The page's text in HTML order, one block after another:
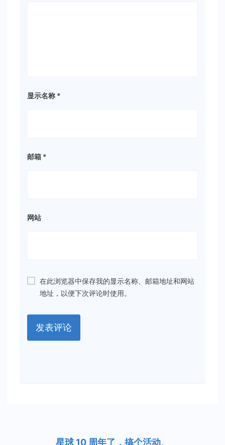
显示名称 *
邮箱 *
网站
在此浏览器中保存我的显示名称、邮箱地址和网站
地址，以便下次评论时使用。
星球 10 周年了，搞个活动。